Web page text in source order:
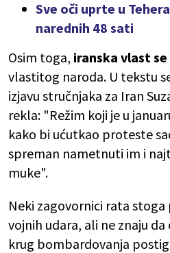
Sve oči uprte u
narednih 48 sati
Osim toga, iranska vlast
vlastitog naroda. U tekstu
izjavu stručnjaka za Iran
rekla: "Režim koji je u
kako bi ućutkao proteste
spreman nametnuti im i
muke".
Neki zagovornici rata stoga
vojnih udara, ali ne znaju
krug bombardovanja